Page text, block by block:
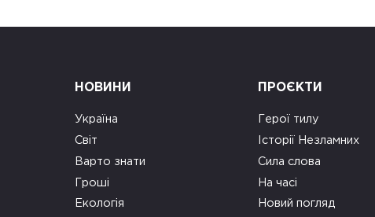
НОВИНИ
Україна
Світ
Варто знати
Гроші
Екологія
ПРОЄКТИ
Герої тилу
Історії Незламних
Сила слова
На часі
Новий погляд